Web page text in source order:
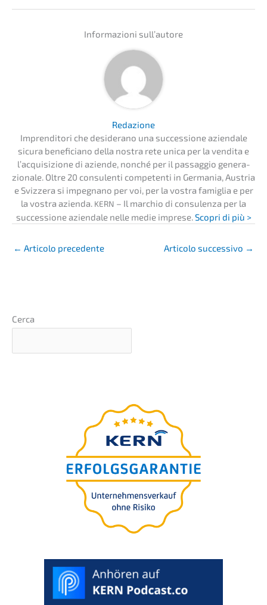
Infor­ma­zio­ni sull’autore
Redazio­ne
Impren­di­to­ri che deside­r­ano una succes­sio­ne aziend­a­le
sicura benefi­ci­a­no della nostra rete unica per la vendita e
l’acqui­si­zio­ne di azien­de, nonché per il passag­gio genera­
zio­na­le. Oltre 20 consu­len­ti compe­ten­ti in Germa­nia, Austria
e Svizzera si impegna­no per voi, per la vostra famiglia e per
la vostra azien­da. KERN – Il marchio di consu­len­za per la
succes­sio­ne aziend­a­le nelle medie impre­se.Scopri di più >
← Artico­lo precedente Artico­lo succes­si­vo →
Cerca
GRATIS –präsen­tiert von
Ingo Claus
Die 7 teuers­ten Fehler bei
der Unter­neh­mens-bewer­
tung für Käufer oder
Verkäufer
SELEZIONA DATA PREFERITA